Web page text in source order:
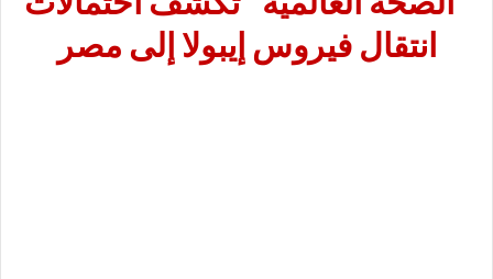
انتقال فيروس إيبولا إلى مصر